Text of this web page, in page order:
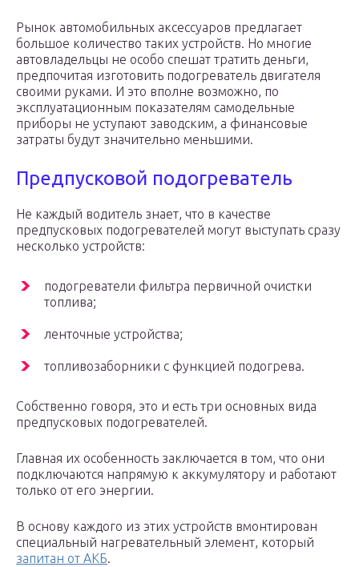
Рынок автомобильных аксессуаров предлагает
большое количество таких устройств. Но многие
автовладельцы не особо спешат тратить деньги,
предпочитая изготовить подогреватель двигателя
своими руками. И это вполне возможно, по
эксплуатационным показателям самодельные
приборы не уступают заводским, а финансовые
затраты будут значительно меньшими.
Предпусковой подогреватель
Не каждый водитель знает, что в качестве
предпусковых подогревателей могут выступать сразу
несколько устройств:
подогреватели фильтра первичной очистки
топлива;
ленточные устройства;
топливозаборники с функцией подогрева.
Собственно говоря, это и есть три основных вида
предпусковых подогревателей.
Главная их особенность заключается в том, что они
подключаются напрямую к аккумулятору и работают
только от его энергии.
В основу каждого из этих устройств вмонтирован
специальный нагревательный элемент, который
запитан от АКБ.